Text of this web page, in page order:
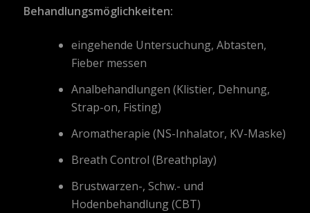
Behandlungsmöglichkeiten:
eingehende Untersuchung, Abtasten,
Fieber messen
Analbehandlungen (Klistier, Dehnung,
Strap-on, Fisting)
Aromatherapie (NS-Inhalator, KV-Maske)
Breath Control (Breathplay)
Brustwarzen-, Schw.- und
Hodenbehandlung (CBT)